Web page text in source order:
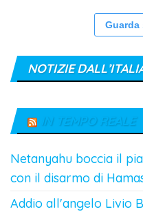
Guarda
NOTIZIE
IN TEMPO REALE
Netanyahu boccia il
con il disarmo di
Addio all'angelo Livio